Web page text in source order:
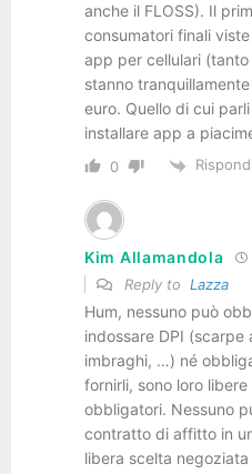
anche il FLOSS). Il
consumatori finali
app per cellulari
stanno
euro. Quello di cui
installare app a
0 Rispondi
Kim Allamandola
Reply to Lazza
Hum, nessuno può
indossare DPI
imbraghi, …) né
fornirli, sono loro
obbligatori. Nessuno
contratto di affitto in
libera scelta